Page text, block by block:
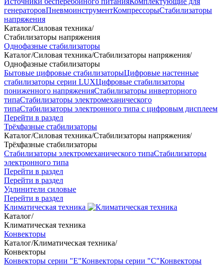
генераторовПневмоинструментКомпрессорыСтабилизаторы
напряжения
Каталог/Силовая техника/
Стабилизаторы напряжения
Однофазные стабилизаторы
Каталог/Силовая техника/Стабилизаторы напряжения/
Однофазные стабилизаторы
Бытовые цифровые стабилизаторыЦифровые настенные
стабилизаторы серии LUXЦифровые стабилизаторы
пониженного напряженияСтабилизаторы инверторного
типаСтабилизаторы электромеханического
типаСтабилизаторы электронного типа с цифровым дисплеем
Перейти в раздел
Трёхфазные стабилизаторы
Каталог/Силовая техника/Стабилизаторы напряжения/
Трёхфазные стабилизаторы
Стабилизаторы электромеханического типаСтабилизаторы
электронного типа
Перейти в раздел
Перейти в раздел
Удлинители силовые
Перейти в раздел
Климатическая техника
Каталог/
Климатическая техника
Конвекторы
Каталог/Климатическая техника/
Конвекторы
Конвекторы серии "Е"Конвекторы серии "С"Конвекторы